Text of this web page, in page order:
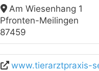
Am Wiesenhang 1
Pfronten-Meilingen
87459
www.tierarztpraxis-